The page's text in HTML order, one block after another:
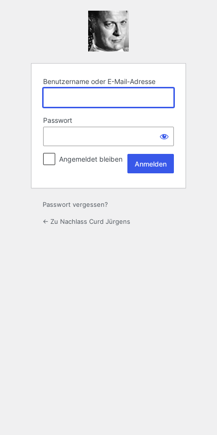
Benutzername oder E-Mail-Adresse
Passwort
Angemeldet bleiben
Passwort vergessen?
← Zu Nachlass Curd Jürgens